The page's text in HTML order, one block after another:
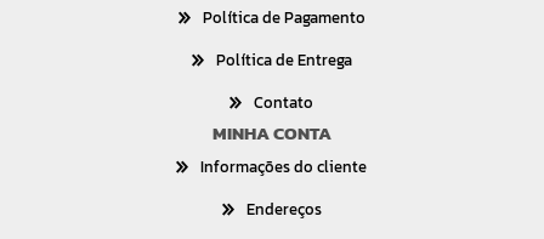
Política de Pagamento
Política de Entrega
Contato
MINHA CONTA
Informações do cliente
Endereços